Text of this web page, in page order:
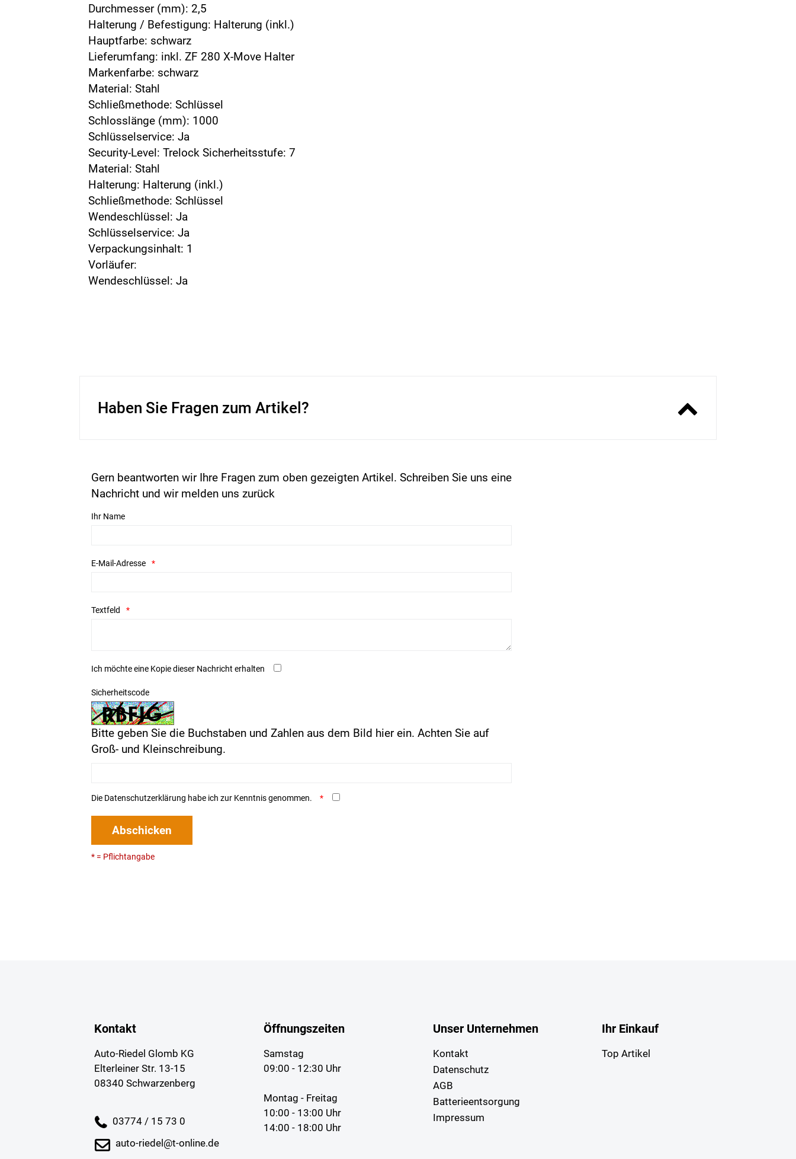
Durchmesser (mm): 2,5
Halterung / Befestigung: Halterung (inkl.)
Hauptfarbe: schwarz
Lieferumfang: inkl. ZF 280 X-Move Halter
Markenfarbe: schwarz
Material: Stahl
Schließmethode: Schlüssel
Schlosslänge (mm): 1000
Schlüsselservice: Ja
Security-Level: Trelock Sicherheitsstufe: 7
Material: Stahl
Halterung: Halterung (inkl.)
Schließmethode: Schlüssel
Wendeschlüssel: Ja
Schlüsselservice: Ja
Verpackungsinhalt: 1
Vorläufer:
Wendeschlüssel: Ja
Haben Sie Fragen zum Artikel?
Gern beantworten wir Ihre Fragen zum oben gezeigten Artikel. Schreiben Sie uns eine
Nachricht und wir melden uns zurück
Ihr Name
E-Mail-Adresse
Textfeld
Ich möchte eine Kopie dieser Nachricht erhalten
Sicherheitscode
Bitte geben Sie die Buchstaben und Zahlen aus dem Bild hier ein. Achten Sie auf
Groß- und Kleinschreibung.
Die Datenschutzerklärung habe ich zur Kenntnis genommen.
Abschicken
* = Pflichtangabe
Kontakt
Auto-Riedel Glomb KG
Elterleiner Str. 13-15
08340 Schwarzenberg
03774 / 15 73 0
auto-riedel@t-online.de
Öffnungszeiten
Samstag
09:00 - 12:30 Uhr
Montag - Freitag
10:00 - 13:00 Uhr
14:00 - 18:00 Uhr
Unser Unternehmen
Kontakt
Datenschutz
AGB
Batterieentsorgung
Impressum
Ihr Einkauf
Top Artikel